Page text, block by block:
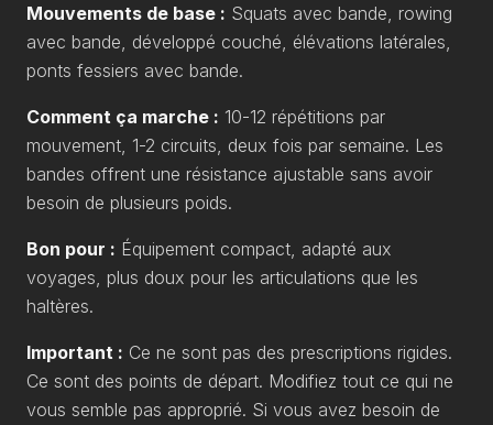
Mouvements de base : Squats avec bande, rowing
avec bande, développé couché, élévations latérales,
ponts fessiers avec bande.
Comment ça marche : 10-12 répétitions par
mouvement, 1-2 circuits, deux fois par semaine. Les
bandes offrent une résistance ajustable sans avoir
besoin de plusieurs poids.
Bon pour : Équipement compact, adapté aux
voyages, plus doux pour les articulations que les
haltères.
Important : Ce ne sont pas des prescriptions rigides.
Ce sont des points de départ. Modifiez tout ce qui ne
vous semble pas approprié. Si vous avez besoin de